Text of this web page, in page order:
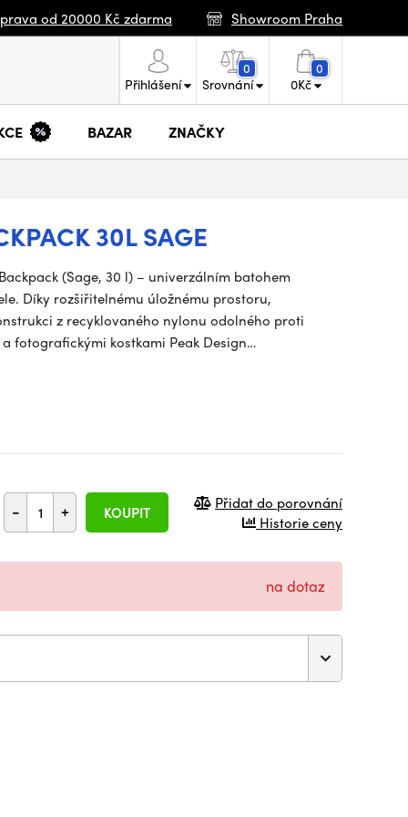
od 20000 Kč zdarma Showroom Praha
Přihlášení
0
Srovnání
0
0Kč
BAZAR ZNAČKY
30L SAGE
(Sage, 30 l) – univerzálním batohem
Díky rozšiřitelnému úložnému prostoru,
z recyklovaného nylonu odolného proti
fotografickými kostkami Peak Design…
- + KOUPIT
Přidat do porovnání
Historie ceny
na dotaz